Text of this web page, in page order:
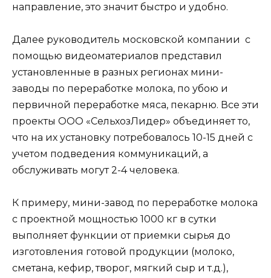
направление, это значит быстро и удобно.
Далее руководитель московской компании с
помощью видеоматериалов представил
установленные в разных регионах мини-
заводы по переработке молока, по убою и
первичной переработке мяса, пекарню. Все эти
проекты ООО «СельхозЛидер» объединяет то,
что на их установку потребовалось 10-15 дней с
учетом подведения коммуникаций, а
обслуживать могут 2-4 человека.
К примеру, мини-завод по переработке молока
с проектной мощностью 1000 кг в сутки
выполняет функции от приемки сырья до
изготовления готовой продукции (молоко,
сметана, кефир, творог, мягкий сыр и т.д.),